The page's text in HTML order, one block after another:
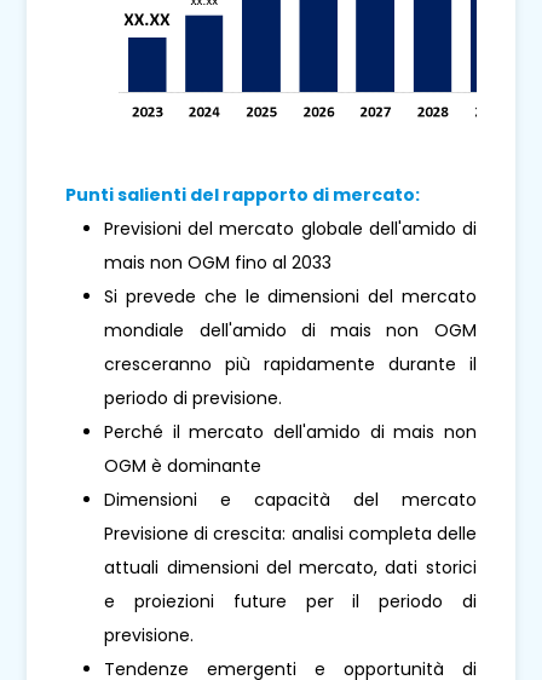
Punti salienti del rapporto di mercato:
Previsioni del mercato globale dell'amido di
mais non OGM fino al 2033
Si prevede che le dimensioni del mercato
mondiale dell'amido di mais non OGM
cresceranno più rapidamente durante il
periodo di previsione.
Perché il mercato dell'amido di mais non
OGM è dominante
Dimensioni e capacità del mercato
Previsione di crescita: analisi completa delle
attuali dimensioni del mercato, dati storici
e proiezioni future per il periodo di
previsione.
Tendenze emergenti e opportunità di